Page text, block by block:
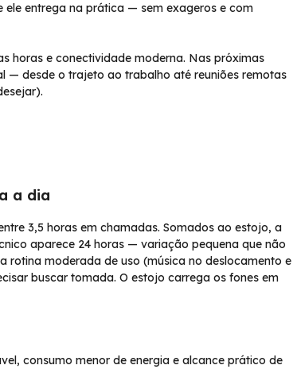
ele entrega na prática — sem exageros e com
horas e conectividade moderna. Nas próximas
— desde o trajeto ao trabalho até reuniões remotas
a dia
3,5 horas em chamadas. Somados ao estojo, a
aparece 24 horas — variação pequena que não
rotina moderada de uso (música no deslocamento e
buscar tomada. O estojo carrega os fones em
consumo menor de energia e alcance prático de